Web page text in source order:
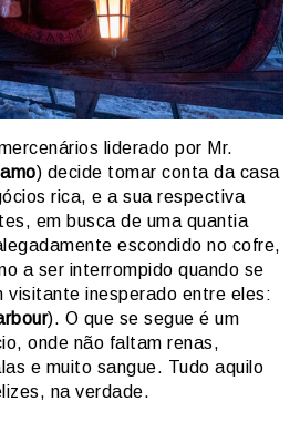
liderado por Mr.
) decide tomar conta da casa
rica, e a sua respectiva
em busca de uma quantia
escondido no cofre,
a ser interrompido quando se
visitante inesperado entre eles:
). O que se segue é um
onde não faltam renas,
e muito sangue. Tudo aquilo
na verdade.